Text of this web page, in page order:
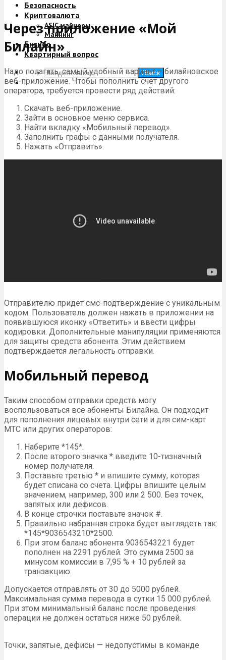
Безопасность
Криптовалюта
ASIC майнеры
Майнинг
Бизнес
Квартирный вопрос
Поиск
Через приложение «Мой
Билайн»
Надо полагать, самый удобный вариант – билайновское
веб-приложение. Чтобы пополнить счет другого
оператора, требуется провести ряд действий:
Скачать веб-приложение.
Зайти в основное меню сервиса.
Найти вкладку «Мобильный перевод».
Заполнить графы с данными получателя.
Нажать «Отправить».
Отправителю придет смс-подтверждение с уникальным
кодом. Пользователь должен нажать в приложении на
появившуюся иконку «Ответить» и ввести цифры
кодировки. Дополнительные манипуляции применяются
для защиты средств абонента. Этим действием
подтверждается легальность отправки.
Мобильный перевод
Таким способом отправки средств могу
воспользоваться все абоненты Билайна. Он подходит
для пополнения лицевых внутри сети и для сим-карт
МТС или других операторов:
Наберите *145*.
После второго значка * введите 10-тизначный
номер получателя.
Поставьте третью * и впишите сумму, которая
будет списана со счета. Цифры впишите целым
значением, например, 300 или 2 500. Без точек,
запятых или дефисов.
В конце строчки поставьте значок #.
Правильно набранная строка будет выглядеть так:
*145*9036543210*2500.
При этом баланс абонента 9036543221 будет
пополнен на 2291 рублей. Это сумма 2500 за
минусом комиссии в 7,95 % + 10 рублей за
транзакцию.
Допускается отправлять от 30 до 5000 рублей.
Максимальная сумма перевода в сутки 15 000 рублей.
При этом минимальный баланс после проведения
операции не должен остаться ниже 50 рублей.
Точки, запятые, дефисы — недопустимы в команде